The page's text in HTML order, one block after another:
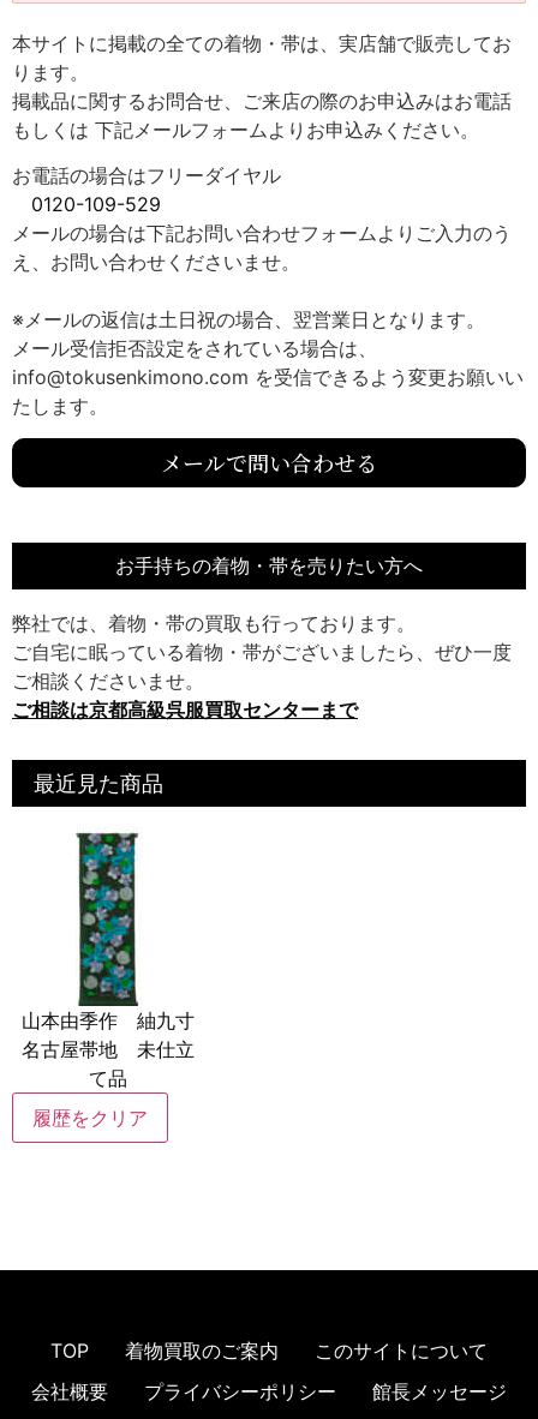
本サイトに掲載の全ての着物・帯は、実店舗で販売してお
ります。
掲載品に関するお問合せ、ご来店の際のお申込みはお電話
もしくは 下記メールフォームよりお申込みください。
お電話の場合はフリーダイヤル
0120-109-529
メールの場合は下記お問い合わせフォームよりご入力のう
え、お問い合わせくださいませ。
※メールの返信は土日祝の場合、翌営業日となります。
メール受信拒否設定をされている場合は、
info@tokusenkimono.com を受信できるよう変更お願いい
たします。
メールで問い合わせる
お手持ちの着物・帯を売りたい方へ
弊社では、着物・帯の買取も行っております。
ご自宅に眠っている着物・帯がございましたら、ぜひ一度
ご相談くださいませ。
ご相談は京都高級呉服買取センターまで
最近見た商品
山本由季作 紬九寸
名古屋帯地 未仕立
て品
履歴をクリア
TOP 着物買取のご案内
このサイトについて
会社概要
プライバシーポリシー 館長メッセージ